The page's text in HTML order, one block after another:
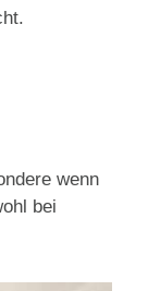
wenn
bei